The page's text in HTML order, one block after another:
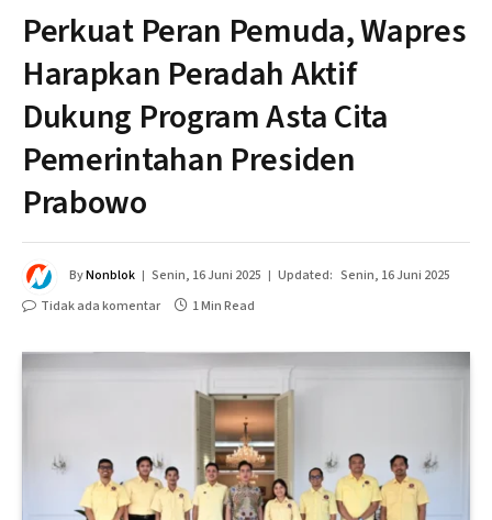
Perkuat Peran Pemuda, Wapres
Harapkan Peradah Aktif
Dukung Program Asta Cita
Pemerintahan Presiden
Prabowo
ByNonblok Senin, 16 Juni 2025 Updated: Senin, 16 Juni 2025
Tidak ada komentar
1 Min Read